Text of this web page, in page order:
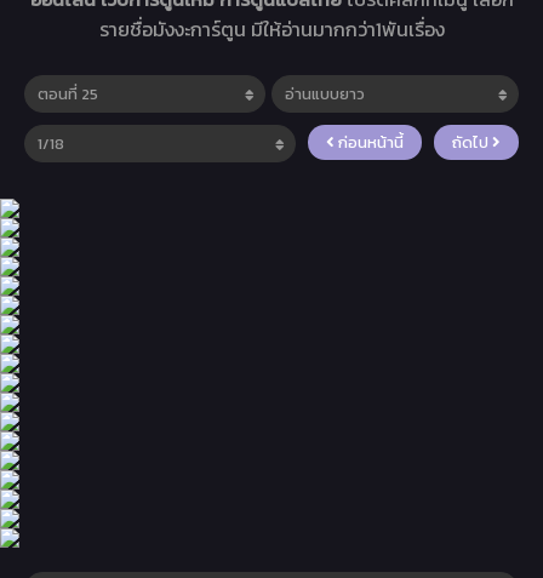
รายชื่อมังงะการ์ตูน มีให้อ่านมากกว่า1พันเรื่อง
ก่อนหน้านี้ ถัดไป